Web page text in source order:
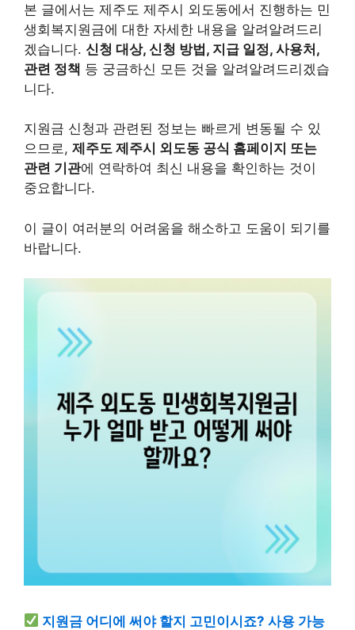
본 글에서는 제주도 제주시 외도동에서 진행하는 민
생회복지원금에 대한 자세한 내용을 알려알려드리
겠습니다. 신청 대상, 신청 방법, 지급 일정, 사용처,
관련 정책 등 궁금하신 모든 것을 알려알려드리겠습
니다.
지원금 신청과 관련된 정보는 빠르게 변동될 수 있
으므로, 제주도 제주시 외도동 공식 홈페이지 또는
관련 기관에 연락하여 최신 내용을 확인하는 것이
중요합니다.
이 글이 여러분의 어려움을 해소하고 도움이 되기를
바랍니다.
지원금 어디에 써야 할지 고민이시죠? 사용 가능